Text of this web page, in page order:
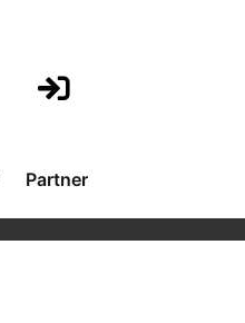
Partner